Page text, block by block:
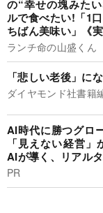
の“幸せの塊みた
ルで食べたい!「1
ちばん美味い」《
ランチ命の山盛くん
「悲しい老後」に
ダイヤモンド社書籍
AI時代に勝つグロ
「見えない経営
AIが導く、リアル
PR